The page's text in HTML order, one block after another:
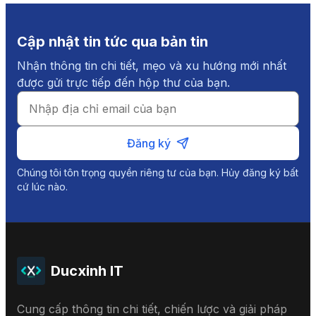
Cập nhật tin tức qua bản tin
Nhận thông tin chi tiết, mẹo và xu hướng mới nhất
được gửi trực tiếp đến hộp thư của bạn.
Đăng ký
Chúng tôi tôn trọng quyền riêng tư của bạn. Hủy đăng ký bất
cứ lúc nào.
Ducxinh IT
Cung cấp thông tin chi tiết, chiến lược và giải pháp